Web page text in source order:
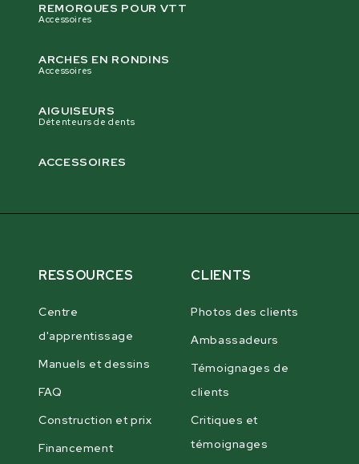
REMORQUES POUR VTT
Accessoires
ARCHES EN RONDINS
Accessoires
AIGUISEURS
Détenteurs de dents
ACCESSOIRES
RESSOURCES
Centre
d'apprentissage
Manuels et dessins
FAQ
Construction et prix
Financement
CLIENTS
Photos des clients
Ambassadeurs
Témoignages de
clients
Critiques et
témoignages